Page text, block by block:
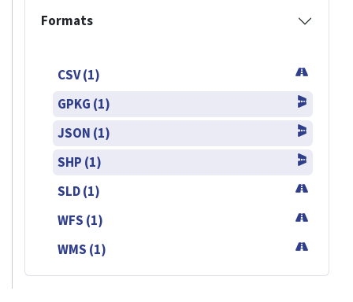
Formats
CSV (1)
GPKG (1)
JSON (1)
SHP (1)
SLD (1)
WFS (1)
WMS (1)